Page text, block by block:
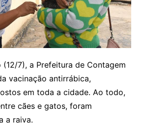
7), a Prefeitura de Contagem
vacinação antirrábica,
em toda a cidade. Ao todo,
cães e gatos, foram
a raiva.